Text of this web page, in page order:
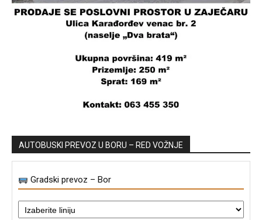
AUTOBUSKI PREVOZ U BORU – RED VOŽNJE
Gradski prevoz – Bor